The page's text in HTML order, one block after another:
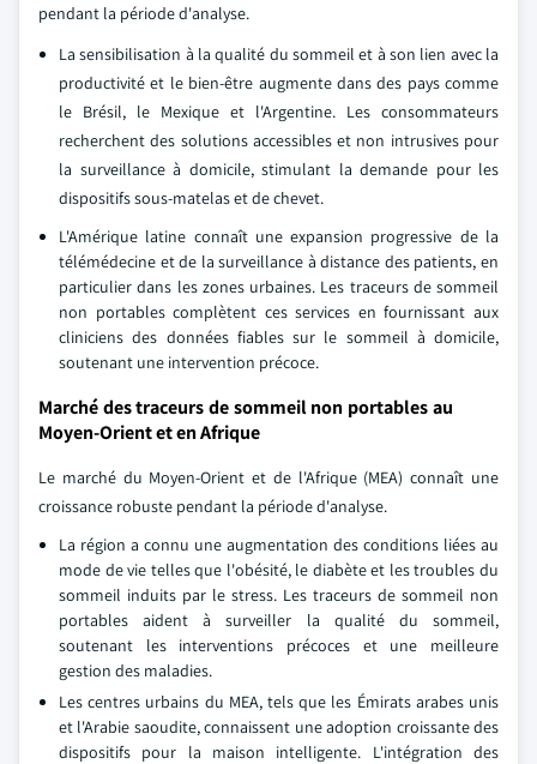
pendant la période d'analyse.
La sensibilisation à la qualité du sommeil et à son lien avec la
productivité et le bien-être augmente dans des pays comme
le Brésil, le Mexique et l'Argentine. Les consommateurs
recherchent des solutions accessibles et non intrusives pour
la surveillance à domicile, stimulant la demande pour les
dispositifs sous-matelas et de chevet.
L'Amérique latine connaît une expansion progressive de la
télémédecine et de la surveillance à distance des patients, en
particulier dans les zones urbaines. Les traceurs de sommeil
non portables complètent ces services en fournissant aux
cliniciens des données fiables sur le sommeil à domicile,
soutenant une intervention précoce.
Marché des traceurs de sommeil non portables au
Moyen-Orient et en Afrique
Le marché du Moyen-Orient et de l'Afrique (MEA) connaît une
croissance robuste pendant la période d'analyse.
La région a connu une augmentation des conditions liées au
mode de vie telles que l'obésité, le diabète et les troubles du
sommeil induits par le stress. Les traceurs de sommeil non
portables aident à surveiller la qualité du sommeil,
soutenant les interventions précoces et une meilleure
gestion des maladies.
Les centres urbains du MEA, tels que les Émirats arabes unis
et l'Arabie saoudite, connaissent une adoption croissante des
dispositifs pour la maison intelligente. L'intégration des